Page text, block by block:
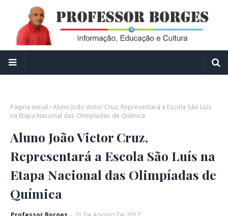
Página inicial
Aluno João Victor Cruz, Representará a Escola São Luís
na Etapa Nacional das Olimpíadas de Química
Aluno João Victor Cruz,
Representará a Escola São Luís na
Etapa Nacional das Olimpíadas de
Química